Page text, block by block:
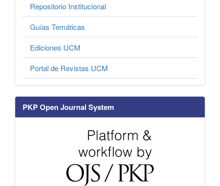
Repositorio Institucional
Guías Temáticas
Ediciones UCM
Portal de Revistas UCM
PKP Open Journal System